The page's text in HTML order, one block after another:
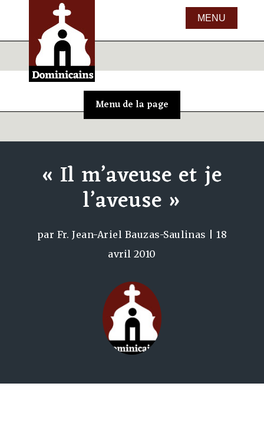
« Il m’aveuse et je
l’aveuse »
par Fr. Jean-Ariel Bauzas-Saulinas |18
avril 2010